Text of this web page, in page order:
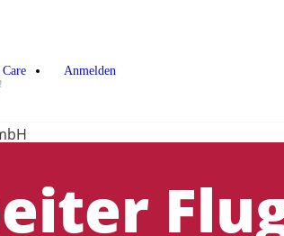
Anmelden